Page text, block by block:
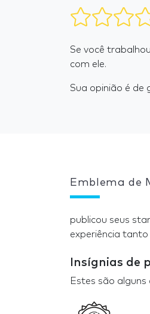
Se você
com ele.
Sua opinião é de
Emblema de
publicou seus
experiência
Insígnias de
Estes são